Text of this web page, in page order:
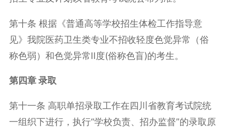
第十条 根据《普通高等学校招生体检工作指导意
见》我院医药卫生类专业不招收轻度色觉异常（俗
称色弱）和色觉异常II度(俗称色盲)的考生。
第四章 录取
第十一条 高职单招录取工作在四川省教育考试院统
一组织下进行，执行“学校负责、招办监督”的录取原